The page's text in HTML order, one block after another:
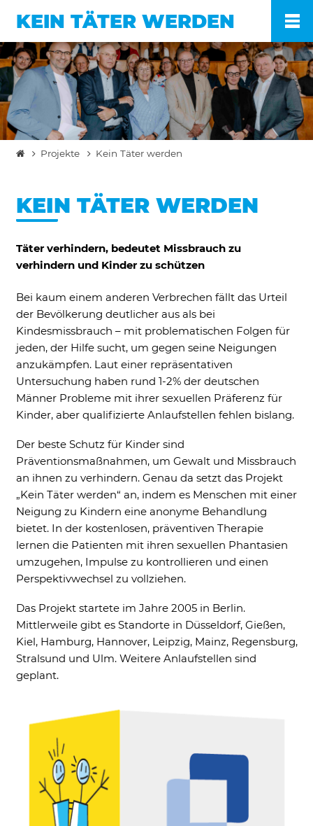
KEIN TÄTER WERDEN
Projekte Kein Täter werden
KEIN TÄTER WERDEN
Täter verhindern, bedeutet Missbrauch zu
verhindern und Kinder zu schützen
Bei kaum einem anderen Verbrechen fällt das Urteil
der Bevölkerung deutlicher aus als bei
Kindesmissbrauch – mit problematischen Folgen für
jeden, der Hilfe sucht, um gegen seine Neigungen
anzukämpfen. Laut einer repräsentativen
Untersuchung haben rund 1-2% der deutschen
Männer Probleme mit ihrer sexuellen Präferenz für
Kinder, aber qualifizierte Anlaufstellen fehlen bislang.
Der beste Schutz für Kinder sind
Präventionsmaßnahmen, um Gewalt und Missbrauch
an ihnen zu verhindern. Genau da setzt das Projekt
„Kein Täter werden“ an, indem es Menschen mit einer
Neigung zu Kindern eine anonyme Behandlung
bietet. In der kostenlosen, präventiven Therapie
lernen die Patienten mit ihren sexuellen Phantasien
umzugehen, Impulse zu kontrollieren und einen
Perspektivwechsel zu vollziehen.
Das Projekt startete im Jahre 2005 in Berlin.
Mittlerweile gibt es Standorte in Düsseldorf, Gießen,
Kiel, Hamburg, Hannover, Leipzig, Mainz, Regensburg,
Stralsund und Ulm. Weitere Anlaufstellen sind
geplant.
Website benötigt und helfen dabei, unsere
auf sichere Bereiche unserer Website
ermöglichen.
Cookie Informationen anzeigen